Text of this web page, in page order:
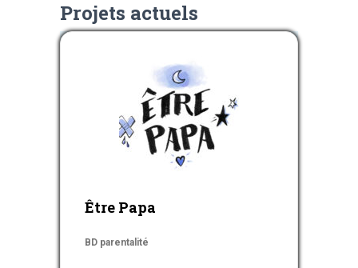
Projets actuels
Être Papa
BD parentalité